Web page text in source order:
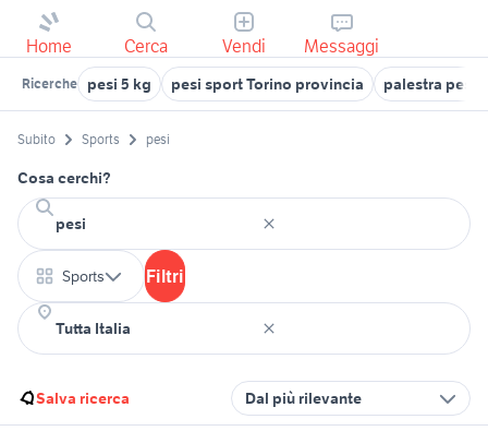
Home Cerca Vendi Messaggi
Ricerche pesi 5 kg pesi sport Torino provincia palestra pesi
Subito Sports pesi
Cosa cerchi?
Sports Filtri
Salva ricerca Dal più rilevante